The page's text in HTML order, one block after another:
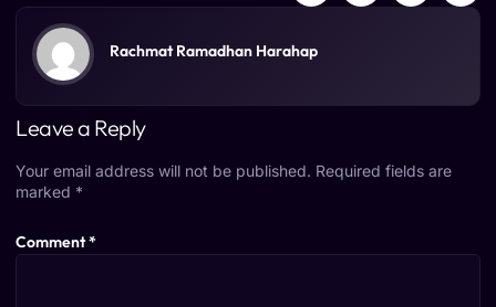
Rachmat Ramadhan Harahap
Leave a Reply
Your email address will not be published. Required fields are
marked *
Comment*